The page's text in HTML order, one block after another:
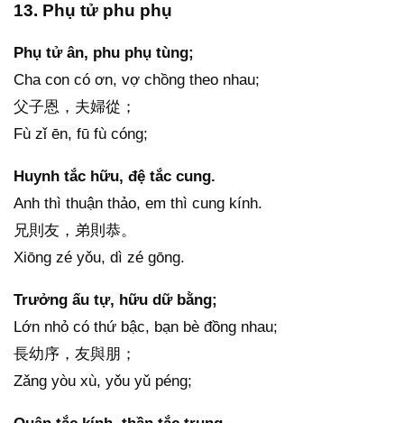
13. Phụ tử phu phụ
Phụ tử ân, phu phụ tùng;
Cha con có ơn, vợ chồng theo nhau;
父子恩，夫婦從；
Fù zǐ ēn, fū fù cóng;
Huynh tắc hữu, đệ tắc cung.
Anh thì thuận thảo, em thì cung kính.
兄則友，弟則恭。
Xiōng zé yǒu, dì zé gōng.
Trưởng ấu tự, hữu dữ bằng;
Lớn nhỏ có thứ bậc, bạn bè đồng nhau;
長幼序，友與朋；
Zǎng yòu xù, yǒu yǔ péng;